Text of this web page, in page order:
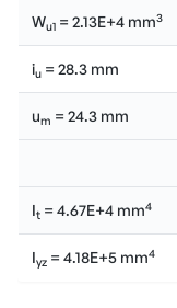
Wu1 = 2.13E+4 mm3
iu = 28.3 mm
um = 24.3 mm
It = 4.67E+4 mm4
Iyz = 4.18E+5 mm4